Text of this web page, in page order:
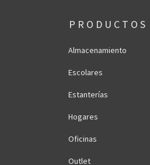
P R O D U C T O S
Almacenamiento
Escolares
Estanterías
Hogares
Oficinas
Outlet